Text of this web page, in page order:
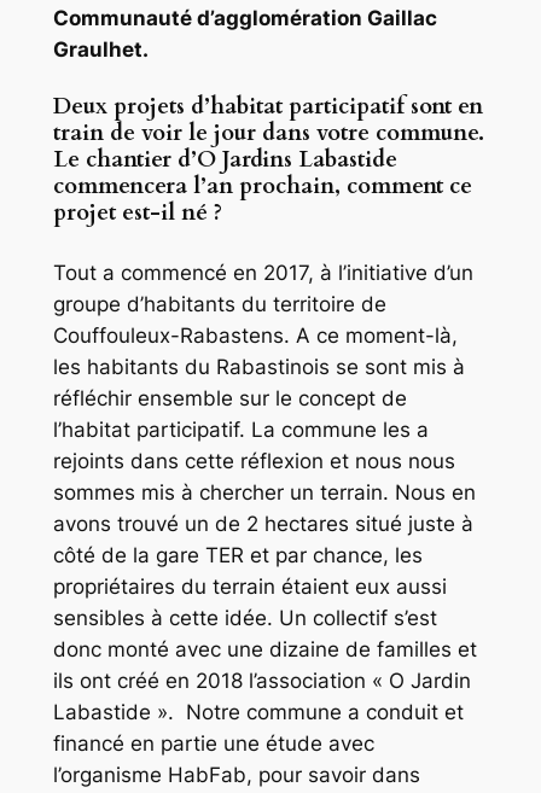
Communauté d’agglomération Gaillac
Graulhet.
Deux projets d’habitat participatif sont en
train de voir le jour dans votre commune.
Le chantier d’O Jardins Labastide
commencera l’an prochain, comment ce
projet est-il né ?
Tout a commencé en 2017, à l’initiative d’un
groupe d’habitants du territoire de
Couffouleux-Rabastens. A ce moment-là,
les habitants du Rabastinois se sont mis à
réfléchir ensemble sur le concept de
l’habitat participatif. La commune les a
rejoints dans cette réflexion et nous nous
sommes mis à chercher un terrain. Nous en
avons trouvé un de 2 hectares situé juste à
côté de la gare TER et par chance, les
propriétaires du terrain étaient eux aussi
sensibles à cette idée. Un collectif s’est
donc monté avec une dizaine de familles et
ils ont créé en 2018 l’association « O Jardin
Labastide ». Notre commune a conduit et
financé en partie une étude avec
l’organisme HabFab, pour savoir dans